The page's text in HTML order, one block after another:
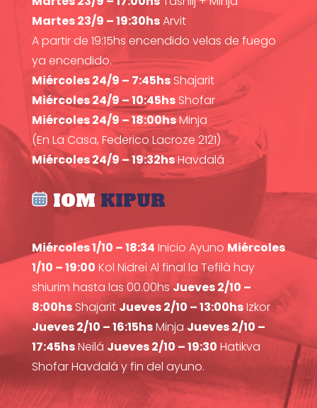
Martes 23/9 – 19:30hsArvit
A partir de 19:15hs encendido velas de fuego
ya encendido.
Miércoles 24/9 – 7:45hsShajarit
Miércoles 24/9 – 10:45hsShofar
Miércoles 24/9 – 18:00hsMinja
(En La Casa, Federico Lacroze 2121)
Miércoles 24/9 – 19:32hsHavdalá
IOM KIPUR
Miércoles 1/10 – 18:34 Inicio Ayuno Miércoles
1/10 – 19:00 Kol Nidrei Al final la Tefilà hay
shiurim hasta las 00.00hsJueves 2/10 –
8:00hsShajarit Jueves 2/10 – 13:00hsIzkor
Jueves 2/10 – 16:15hsMinja Jueves 2/10 –
17:45hsNeilá Jueves 2/10 – 19:30 Hatikva
Shofar Havdalá y fin del ayuno.